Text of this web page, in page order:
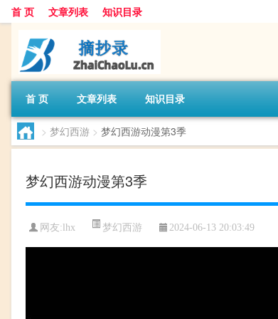
首 页 文章列表 知识目录
首 页 文章列表 知识目录
> 梦幻西游 > 梦幻西游动漫第3季
梦幻西游动漫第3季
网友:lhx 梦幻西游 2024-06-13 20:03:49